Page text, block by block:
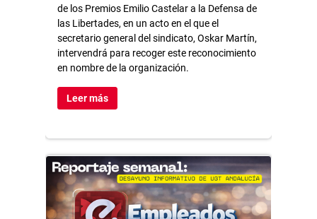
de los Premios Emilio Castelar a la Defensa de
las Libertades, en un acto en el que el
secretario general del sindicato, Oskar Martín,
intervendrá para recoger este reconocimiento
en nombre de la organización.
Leer más